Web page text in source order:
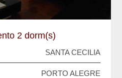
2 dorm(s)
SANTA CECILIA
PORTO ALEGRE